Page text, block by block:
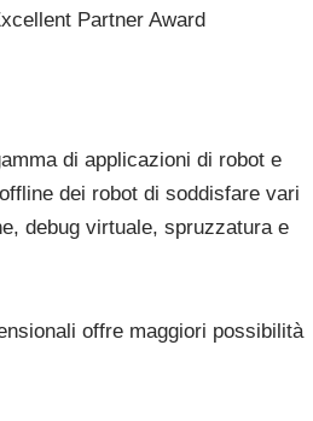
Partner Award
di applicazioni di robot e
dei robot di soddisfare vari
debug virtuale, spruzzatura e
offre maggiori possibilità